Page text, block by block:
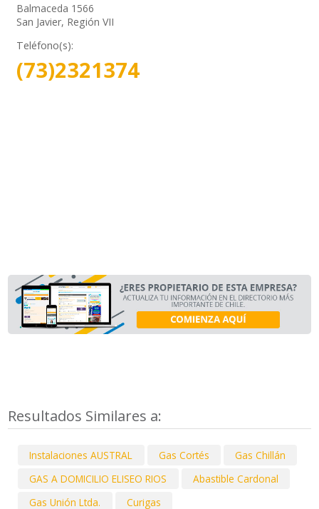
Balmaceda 1566
San Javier, Región VII
Teléfono(s):
(73)2321374
Resultados Similares a:
Instalaciones AUSTRAL Gas Cortés
Gas Chillán
GAS A DOMICILIO ELISEO RIOS
Abastible Cardonal
Gas Unión Ltda.
Curigas